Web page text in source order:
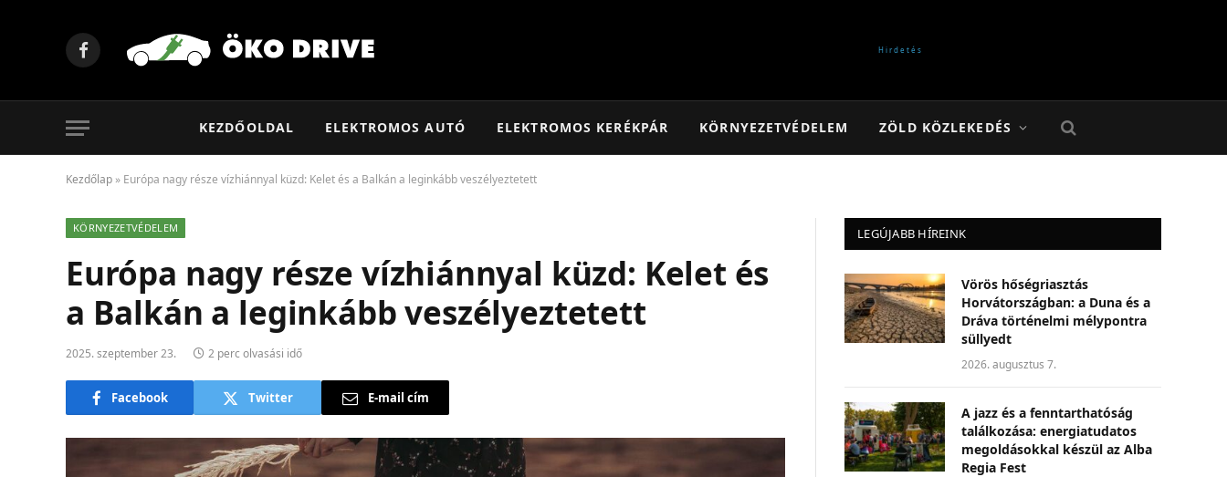
Facebook
KEZDŐOLDAL ELEKTROMOS AUTÓ ELEKTROMOS KERÉKPÁR KÖRNYEZETVÉDELEM ZÖLD KÖZLEKEDÉS
Kezdőlap » Európa nagy része vízhiánnyal küzd: Kelet és a Balkán a leginkább veszélyeztetett
KÖRNYEZETVÉDELEM
Európa nagy része vízhiánnyal küzd: Kelet és
a Balkán a leginkább veszélyeztetett
2025. szeptember 23. 2 perc olvasási idő
Facebook Twitter E-mail cím
LEGÚJABB HÍREINK
Vörös hőségriasztás
Horvátországban: a Duna és a
Dráva történelmi mélypontra
süllyedt
2026. augusztus 7.
A jazz és a fenntarthatóság
találkozása: energiatudatos
megoldásokkal készül az Alba
Regia Fest